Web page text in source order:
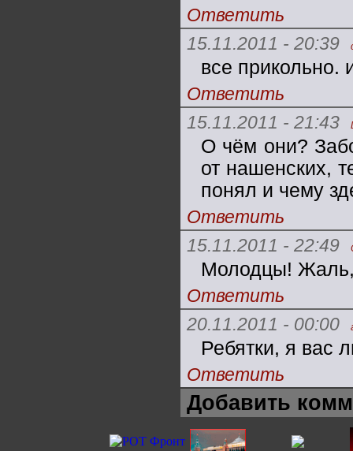
Ответить
15.11.2011 - 20:39
все прикольно.
Ответить
15.11.2011 - 21:43
О чём они?
от нашенских,
понял и чему
Ответить
15.11.2011 - 22:49
Молодцы! Жаль,
Ответить
20.11.2011 - 00:00
Ребятки, я вас
Ответить
Добавить